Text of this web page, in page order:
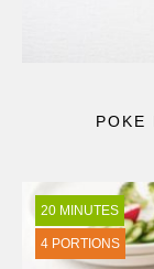
POKE
20 MINUTES
4 PORTIONS